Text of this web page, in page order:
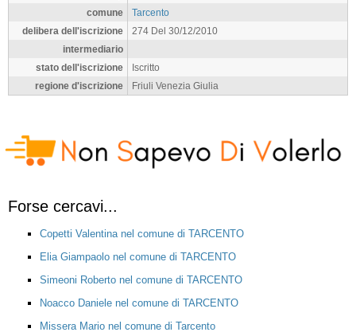
comune
Tarcento
delibera dell'iscrizione
274 Del 30/12/2010
intermediario
stato dell'iscrizione
Iscritto
regione d'iscrizione
Friuli Venezia Giulia
Forse cercavi...
Copetti Valentina nel comune di TARCENTO
Elia Giampaolo nel comune di TARCENTO
Simeoni Roberto nel comune di TARCENTO
Noacco Daniele nel comune di TARCENTO
Missera Mario nel comune di Tarcento